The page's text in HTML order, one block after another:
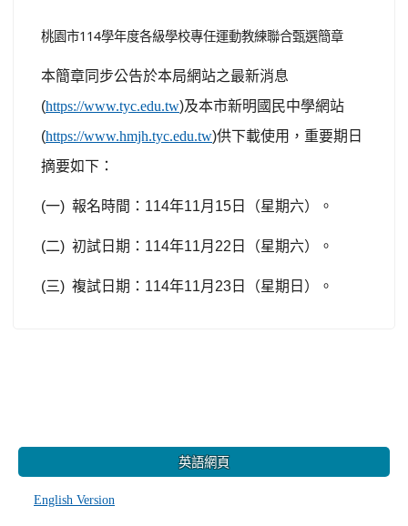
桃園市114學年度各級學校專任運動教練聯合甄選簡章
本簡章同步公告於本局網站之最新消息
(https://www.tyc.edu.tw)及本市新明國民中學網站
(https://www.hmjh.tyc.edu.tw)供下載使用，重要期日
摘要如下：
(一) 報名時間： 114年11月 15 日（星期六）。
(二) 初試日期： 114年11月 22 日（星期六）。
(三) 複試日期： 114年11月 23 日（星期日）。
英語網頁
English Version